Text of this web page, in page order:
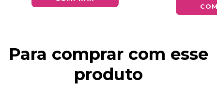
Para comprar com esse
produto